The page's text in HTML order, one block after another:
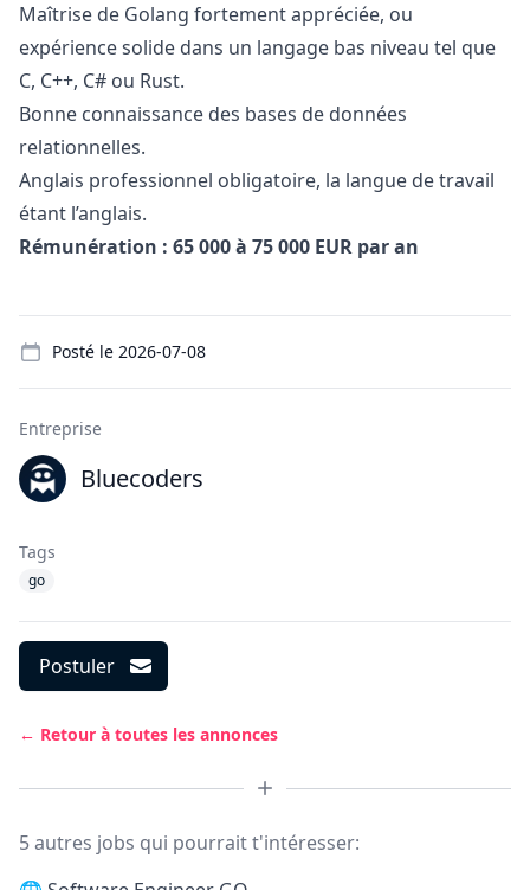
Maîtrise de Golang fortement appréciée, ou
expérience solide dans un langage bas niveau tel que
C, C++, C# ou Rust.
Bonne connaissance des bases de données
relationnelles.
Anglais professionnel obligatoire, la langue de travail
étant l’anglais.
Rémunération : 65 000 à 75 000 EUR par an
Posté le 2026-07-08
Entreprise
Bluecoders
Tags
go
Postuler
← Retour à toutes les annonces
5 autres jobs qui pourrait t'intéresser: